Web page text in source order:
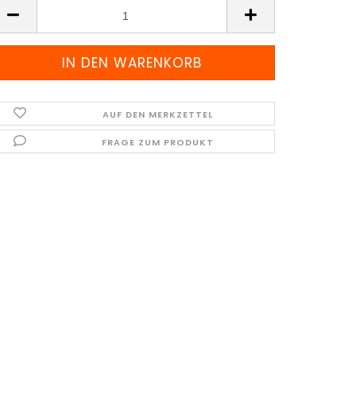
AUF DEN MERKZETTEL
FRAGE ZUM PRODUKT